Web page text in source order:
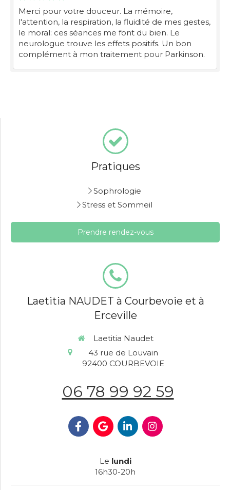
Merci pour votre douceur. La mémoire,
l'attention, la respiration, la fluidité de mes gestes,
le moral: ces séances me font du bien. Le
neurologue trouve les effets positifs. Un bon
complément à mon traitement pour Parkinson.
Pratiques
Sophrologie
Stress et Sommeil
Prendre rendez-vous
Laetitia NAUDET à Courbevoie et à
Erceville
Laetitia Naudet
43 rue de Louvain
92400 COURBEVOIE
06 78 99 92 59
Le lundi
16h30-20h